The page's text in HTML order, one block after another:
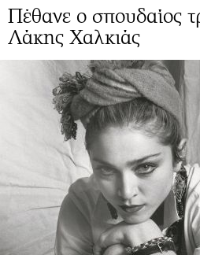
Πέθανε ο σπουδαίος
Λάκης Χαλκιάς